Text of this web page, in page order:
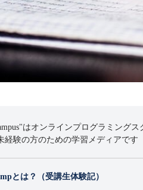
はオンラインプログラミング
経験の方のための学習メディアです
とは？（受講生体験記）